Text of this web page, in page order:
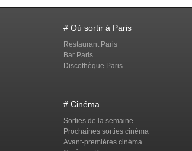
# Où sortir à Paris
Restaurant Paris
Bar Paris
Discothèque Paris
# Cinéma
Sorties de la semaine
Prochaines sorties cinéma
Avant-premières cinéma